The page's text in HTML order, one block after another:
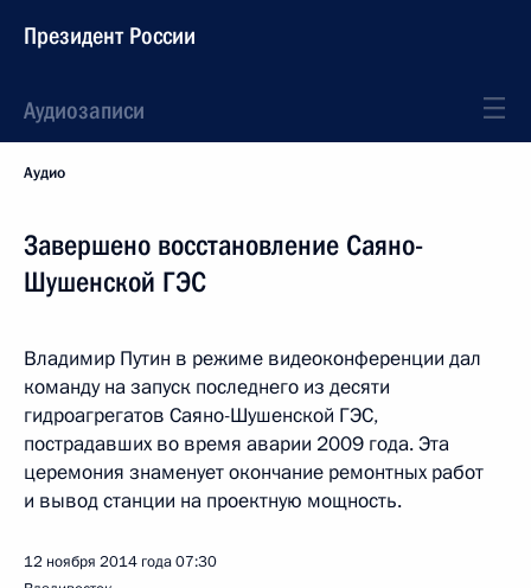
Президент России
Аудиозаписи
Аудио
Завершено восстановление Саяно-
Шушенской ГЭС
Владимир Путин в режиме видеоконференции дал
команду на запуск последнего из десяти
гидроагрегатов Саяно-Шушенской ГЭС,
пострадавших во время аварии 2009 года. Эта
церемония знаменует окончание ремонтных работ
и вывод станции на проектную мощность.
12 ноября 2014 года07:30